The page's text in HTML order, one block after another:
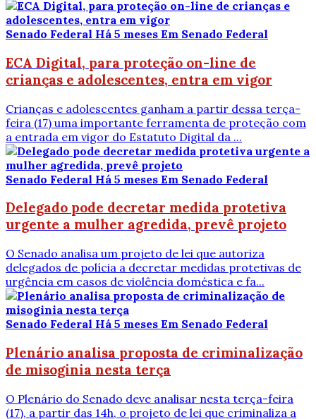
Senado Federal Há 5 meses Em Senado Federal
ECA Digital, para proteção on-line de
crianças e adolescentes, entra em vigor
Crianças e adolescentes ganham a partir dessa terça-
feira (17) uma importante ferramenta de proteção com
a entrada em vigor do Estatuto Digital da ...
Senado Federal Há 5 meses Em Senado Federal
Delegado pode decretar medida protetiva
urgente a mulher agredida, prevê projeto
O Senado analisa um projeto de lei que autoriza
delegados de polícia a decretar medidas protetivas de
urgência em casos de violência doméstica e fa...
Senado Federal Há 5 meses Em Senado Federal
Plenário analisa proposta de criminalização
de misoginia nesta terça
O Plenário do Senado deve analisar nesta terça-feira
(17), a partir das 14h, o projeto de lei que criminaliza a